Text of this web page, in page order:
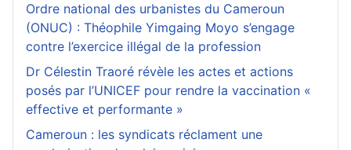
Ordre national des urbanistes du Cameroun
(ONUC) : Théophile Yimgaing Moyo s’engage
contre l’exercice illégal de la profession
Dr Célestin Traoré révèle les actes et actions
posés par l’UNICEF pour rendre la vaccination «
effective et performante »
Cameroun : les syndicats réclament une